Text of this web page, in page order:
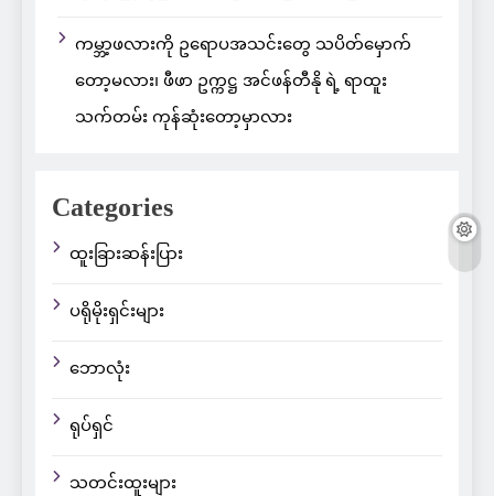
ကမ္ဘာ့ဖလားကို ဥရောပအသင်းတွေ သပိတ်မှောက်
တော့မလား၊ ဖီဖာ ဥက္ကဋ္ဌ အင်ဖန်တီနို ရဲ့ ရာထူး
သက်တမ်း ကုန်ဆုံးတော့မှာလား
Categories
ထူးခြားဆန်းပြား
ပရိုမိုးရှင်းများ
ဘောလုံး
ရုပ်ရှင်
သတင်းထူးများ